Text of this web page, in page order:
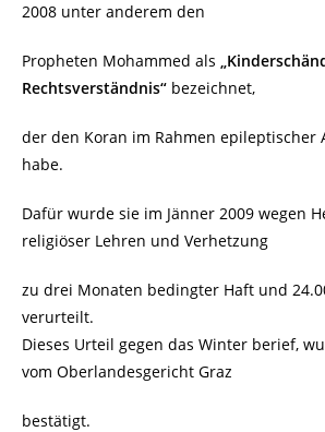
2008 unter anderem den
Propheten Mohammed als
Rechtsverständnis“ bezeichnet,
der den Koran im Rahmen epileptischer
habe.
Dafür wurde sie im Jänner 2009 wegen
religiöser Lehren und Verhetzung
zu drei Monaten bedingter Haft und
verurteilt.
Dieses Urteil gegen das Winter berief,
vom Oberlandesgericht Graz
bestätigt.